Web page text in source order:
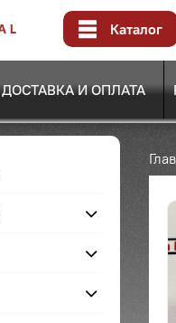
Каталог
ДОСТАВКА И ОПЛАТА